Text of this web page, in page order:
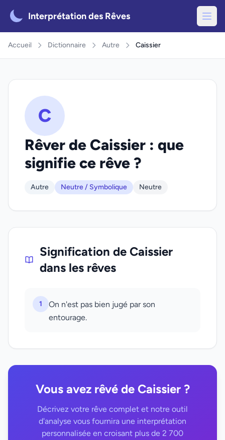
Interprétation des Rêves
Accueil Dictionnaire Autre Caissier
C
Rêver de Caissier : que
signifie ce rêve ?
Autre Neutre / Symbolique Neutre
Signification de Caissier
dans les rêves
1
On n'est pas bien jugé par son
entourage.
Vous avez rêvé de Caissier ?
Décrivez votre rêve complet et notre outil
d'analyse vous fournira une interprétation
personnalisée en croisant plus de 2 700